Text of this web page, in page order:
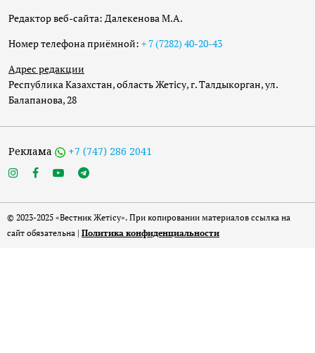
Редактор веб-сайта: Далекенова М.А.
Номер телефона приёмной: + 7 (7282) 40-20-43
Адрес редакции
Республика Казахстан, область Жетісу, г. Талдыкорган, ул.
Балапанова, 28
Реклама +7 (747) 286 2041
© 2023-2025 «Вестник Жетісу». При копировании материалов ссылка на
сайт обязательна | Политика конфиденциальности